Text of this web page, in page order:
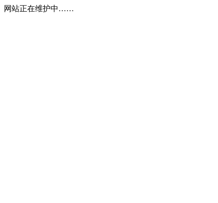
网站正在维护中……